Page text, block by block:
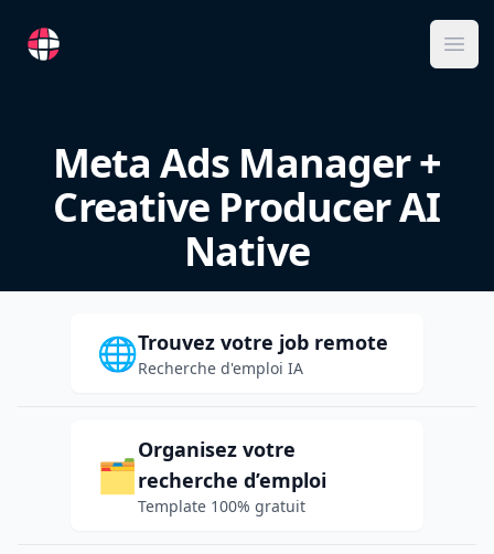
RemoteFR
Meta Ads Manager +
Creative Producer AI
Native
🌐Trouvez votre job remote
Recherche d'emploi IA
🗂️
Organisez votre
recherche d’emploi
Template 100% gratuit